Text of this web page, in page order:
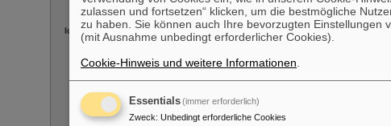
Ich bin eine Person mit Behinderung
Ja
Nein
Ich bin/war beschäftigt bei
Ja
Nein
zulassen und fortsetzen“ klicken, um die bestmögliche
zu haben. Sie können auch Ihre bevorzugten Einstellungen
(mit Ausnahme unbedingt erforderlicher Cookies).
Cookie-Hinweis und weitere Informationen
Essentials(immer erforderlich)
Zweck: Unbedingt erforderliche Cookies